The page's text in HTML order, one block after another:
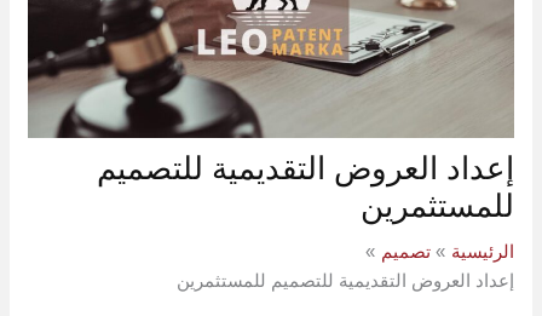
إعداد العروض التقديمية للتصميم
للمستثمرين
الرئيسية
تصميم
إعداد العروض التقديمية للتصميم للمستثمرين